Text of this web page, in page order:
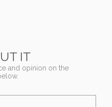
IT
and opinion on the